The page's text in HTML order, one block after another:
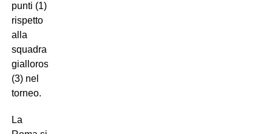
punti (1)
rispetto
alla
squadra
giallorossa
(3) nel
torneo.
La